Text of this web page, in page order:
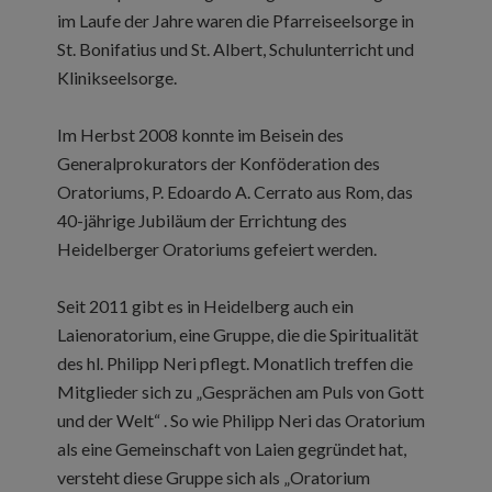
im Laufe der Jahre waren die Pfarreiseelsorge in
St. Bonifatius und St. Albert, Schulunterricht und
Klinikseelsorge.
Im Herbst 2008 konnte im Beisein des
Generalprokurators der Konföderation des
Oratoriums, P. Edoardo A. Cerrato aus Rom, das
40-jährige Jubiläum der Errichtung des
Heidelberger Oratoriums gefeiert werden.
Seit 2011 gibt es in Heidelberg auch ein
Laienoratorium, eine Gruppe, die die Spiritualität
des hl. Philipp Neri pflegt. Monatlich treffen die
Mitglieder sich zu „Gesprächen am Puls von Gott
und der Welt“ . So wie Philipp Neri das Oratorium
als eine Gemeinschaft von Laien gegründet hat,
versteht diese Gruppe sich als „Oratorium